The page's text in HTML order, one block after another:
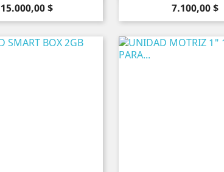
Precio
15.000,00 $ Precio
7.100,00 $